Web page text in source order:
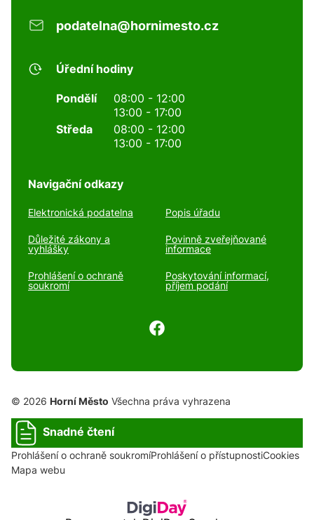
podatelna@hornimesto.cz
Úřední hodiny
Pondělí
08:00 - 12:00
13:00 - 17:00
Středa
08:00 - 12:00
13:00 - 17:00
Navigační odkazy
Elektronická podatelna Popis úřadu
Důležité zákony a
vyhlášky
Povinně zveřejňované
informace
Prohlášení o ochraně
soukromí
Poskytování informací,
příjem podání
© 2026 Horní Město Všechna práva vyhrazena
Snadné čtení
Prohlášení o ochraně soukromíProhlášení o přístupnostiCookies
Mapa webu